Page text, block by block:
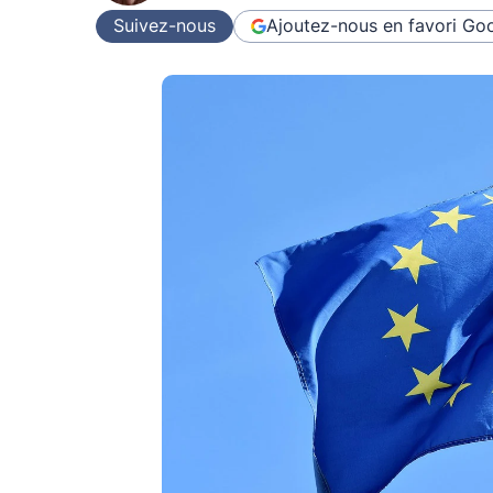
Suivez-nous Ajoutez-nous en favori